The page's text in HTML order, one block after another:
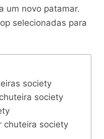
um novo patamar.
selecionadas para
society
society
chuteira society